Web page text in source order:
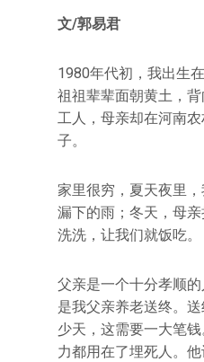
文/郭易君
1980年代初，我出生
祖祖辈辈面朝黄土，
工人，母亲却在河南
子。
家里很穷，夏天夜里
漏下的雨；冬天，母
洗洗，让我们就饭吃。
父亲是一个十分孝顺
是我父亲养老送终。
少天，这需要一大笔
力都用在了埋死人。